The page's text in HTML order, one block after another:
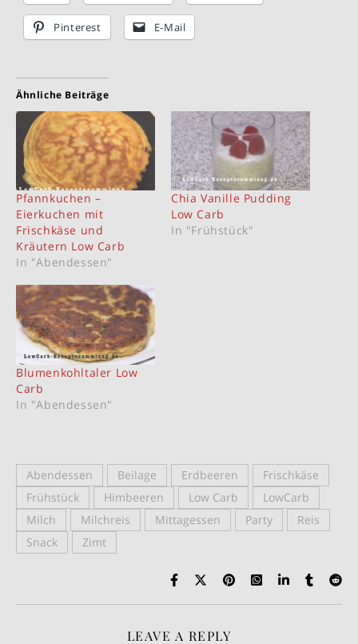
Pinterest E-Mail
Ähnliche Beiträge
Pfannkuchen –
Eierkuchen mit
Frischkäse und
Kräutern Low Carb
In "Abendessen"
Chia Vanille Pudding
Low Carb
In "Frühstück"
Blumenkohltaler Low
Carb
In "Abendessen"
Abendessen Beilage Erdbeeren
Frischkäse
Frühstück
Himbeeren Low Carb
LowCarb
Milch
Milchreis Mittagessen Party
Reis
Snack
Zimt
LEAVE A REPLY